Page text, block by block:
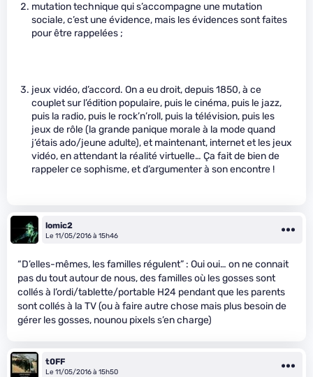
mutation technique qui s’accompagne une mutation
sociale, c’est une évidence, mais les évidences sont faites
pour être rappelées ;
jeux vidéo, d’accord. On a eu droit, depuis 1850, à ce
couplet sur l’édition populaire, puis le cinéma, puis le jazz,
puis la radio, puis le rock’n’roll, puis la télévision, puis les
jeux de rôle (la grande panique morale à la mode quand
j’étais ado/jeune adulte), et maintenant, internet et les jeux
vidéo, en attendant la réalité virtuelle… Ça fait de bien de
rappeler ce sophisme, et d’argumenter à son encontre !
lomic2
Le 11/05/2016 à 15h46
“D’elles-mêmes, les familles régulent” : Oui oui… on ne connait
pas du tout autour de nous, des familles où les gosses sont
collés à l’ordi/tablette/portable H24 pendant que les parents
sont collés à la TV (ou à faire autre chose mais plus besoin de
gérer les gosses, nounou pixels s’en charge)
t0FF
Le 11/05/2016 à 15h50